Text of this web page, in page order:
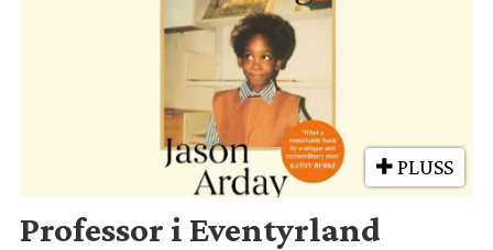
PLUSS
Professor i Eventyrland